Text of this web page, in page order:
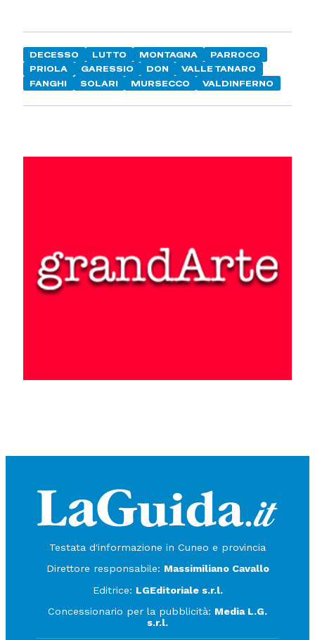
DECESSO LUTTO MONTAGNA
PARROCO
PRIOLA
GARESSIO DON
VALLE TANARO
FANGHI
SOLARI MURSECCO VALDINFERNO
Testata d'informazione in Cuneo e provincia
Direttore responsabile: Massimiliano Cavallo
Editrice: LGEditoriale s.r.l.
Concessionario per la pubblicità: Media L.G.
s.r.l.